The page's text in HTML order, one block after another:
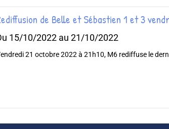
de Belle et Sébastien 1 et 3
15/10/2022 au 21/10/2022
21 octobre 2022 à 21h10, M6 rediffuse le